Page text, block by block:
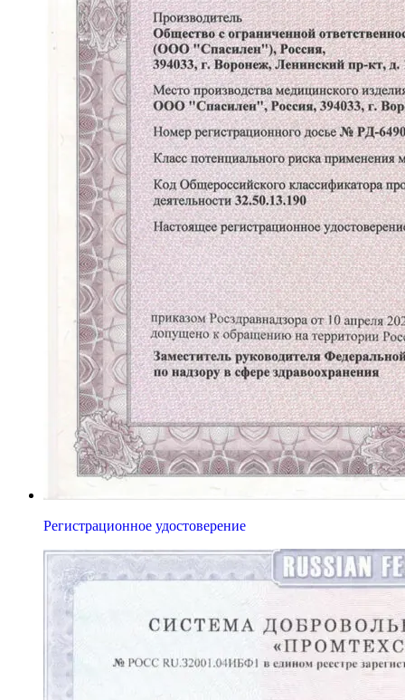
Регистрационное удостоверение